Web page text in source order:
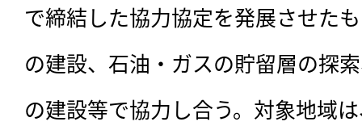
で締結した協力協定を発展させた
の建設、石油・ガスの貯留層の探
の建設等で協力し合う。対象地域